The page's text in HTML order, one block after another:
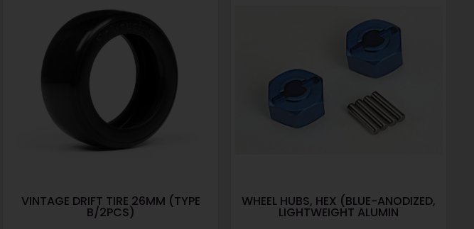
VINTAGE DRIFT TIRE 26MM (TYPE
B/2PCS)
WHEEL HUBS, HEX (BLUE-ANODIZED,
LIGHTWEIGHT ALUMIN